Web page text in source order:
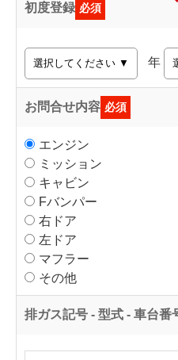
初度登録 必須
年
お問合せ内容 必須
エンジン
ミッション
キャビン
Fバンパー
右ドア
左ドア
マフラー
その他
排ガス記号 - 型式 - 車台番